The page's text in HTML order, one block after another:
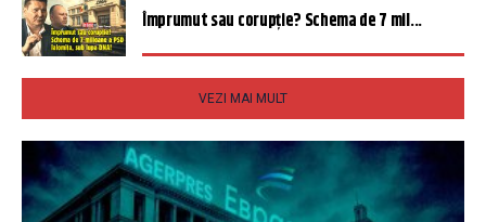
Împrumut sau corupție? Schema de 7 mil...
VEZI MAI MULT